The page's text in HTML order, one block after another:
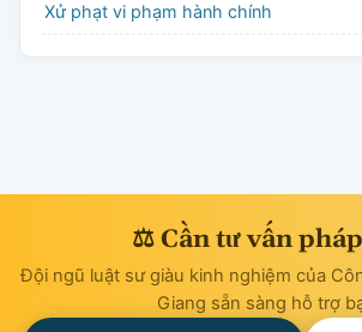
Xử phạt vi phạm hành chính
⚖ Cần tư vấn
Đội ngũ luật sư giàu kinh nghiệm của
Giang sẵn sàng hỗ trợ